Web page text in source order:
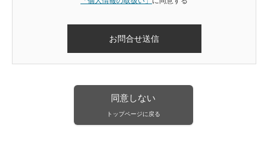
同意しない
トップページに戻る